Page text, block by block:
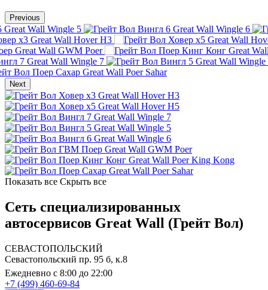
Previous
Great Wall Wingle 5
Great Wall Wingle 6
Great Wall Hover H3
Great Wall
Great Wall GWM Poer
Great
Great Wall Wingle 7
Great Wall Wingle
Great Wall Poer Sahar
Next
Great Wall Hover H3
Great Wall Hover H5
Great Wall Wingle 7
Great Wall Wingle 5
Great Wall Wingle 6
Great Wall GWM Poer
Great Wall Poer King Kong
Great Wall Poer Sahar
Показать все Скрыть все
Сеть специализированных
автосервисов Great Wall (Грейт Вол)
СЕВАСТОПОЛЬСКИЙ
Севастопольский пр. 95 б, к.8
Ежедневно с 8:00 до 22:00
+7 (499) 460-69-84